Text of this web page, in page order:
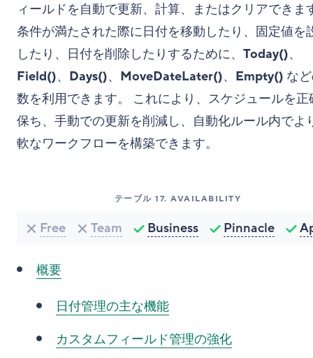
ィールドを自動で更新、計算、またはクリアできま
条件が満たされた際に日付を移動したり、固定値を
したり、日付を削除したりするために、 Today()、
Field()、 Days()、 MoveDateLater()、 Empty() な
数を利用できます。 これにより、スケジュールを正
保ち、手動での更新を削減し、自動化ルール内でよ
軟なワークフローを構築できます。
テーブル 17. AVAILABILITY
Free Team Business Pinnacle
概要
日付管理の主な機能
カスタムフィールド管理の強化